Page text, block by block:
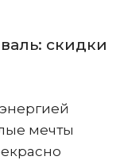
скидки
мечты